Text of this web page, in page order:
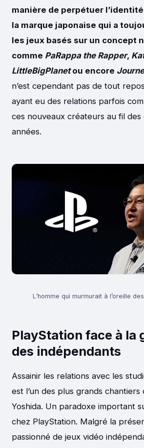
manière de perpétuer
la marque japonaise qui a
les jeux basés sur un concept
comme PaRappa the Rapper,
LittleBigPlanetou encore
n’est cependant pas de tout
ayant eu des relations parfois
ces nouveaux créateurs au fil des
années.
L’homme qui murmurait à l’oreille
PlayStation face à la
des indépendants
Assainir les relations avec les
est l’un des plus grands chantiers
Yoshida. Un paradoxe important
chez PlayStation. Malgré la
passionné de jeux vidéo